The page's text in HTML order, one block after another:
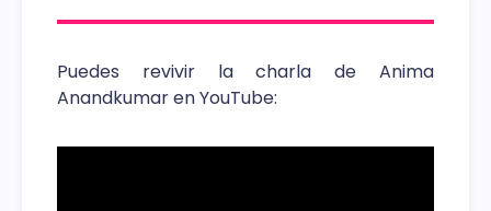
Puedes revivir la charla de Anima
Anandkumar en YouTube: